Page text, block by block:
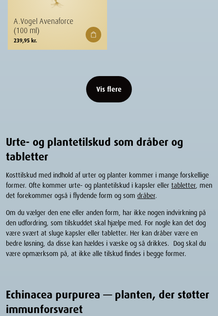
A.Vogel Avenaforce
(100 ml)
239,95kr.
Vis flere
Urte- og plantetilskud som dråber og
tabletter
Kosttilskud med indhold af urter og planter kommer i mange forskellige
former. Ofte kommer urte- og plantetilskud i kapsler eller tabletter , men
det forekommer også i flydende form og som dråber
Om du vælger den ene eller anden form, har ikke nogen indvirkning på
den udfordring, som tilskuddet skal hjælpe med. For nogle kan det dog
være svært at sluge kapsler eller tabletter. Her kan dråber være en
bedre løsning, da disse kan hældes i væske og så drikkes. Dog skal du
være opmærksom på, at ikke alle tilskud findes i begge former.
Echinacea purpurea — planten, der støtter
immunforsvaret